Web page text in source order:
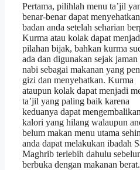
Pertama, pilihlah menu ta’jil
benar-benar dapat menyehatkan
badan anda setelah seharian
Kurma atau kolak dapat
pilahan bijak, bahkan kurma
ada dan digunakan sejak jaman
nabi sebagai makanan yang
gizi dan menyehatkan. Kurma
ataupun kolak dapat menjadi
ta’jil yang paling baik karena
keduanya dapat mengembalikan
kalori yang hilang walaupun
belum makan menu utama
anda dapat melakukan ibadah
Maghrib terlebih dahulu
berbuka dengan makanan berat.